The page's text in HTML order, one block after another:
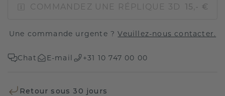
COMMANDEZ UNE RÉPLIQUE 3D 15,- €
Une commande urgente ?Veuillez-nous contacter.
Chat E-mail +31 10 747 00 00
Retour sous 30 jours